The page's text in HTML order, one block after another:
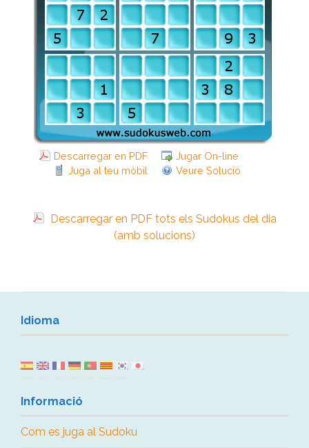
Descarregar en PDF
Jugar On-line
Juga al teu mòbil
Veure Solució
Descarregar en PDF tots els Sudokus del dia
(amb solucions)
Idioma
Informació
Com es juga al Sudoku